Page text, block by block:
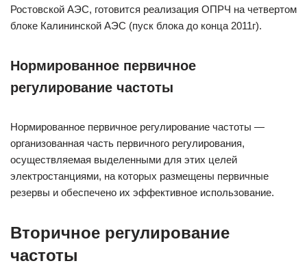
Ростовской АЭС, готовится реализация ОПРЧ на четвертом
блоке Калининской АЭС (пуск блока до конца 2011г).
Нормированное первичное
регулирование частоты
Нормированное первичное регулирование частоты —
организованная часть первичного регулирования,
осуществляемая выделенными для этих целей
электростанциями, на которых размещены первичные
резервы и обеспечено их эффективное использование.
Вторичное регулирование
частоты